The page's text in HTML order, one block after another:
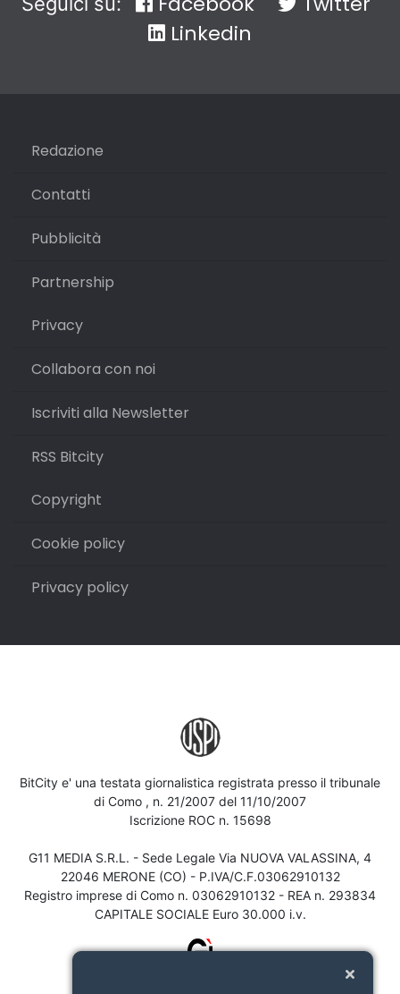
Linkedin
Redazione
Contatti
Pubblicità
Partnership
Privacy
Collabora con noi
Iscriviti alla Newsletter
RSS Bitcity
Copyright
Cookie policy
Privacy policy
BitCity e' una testata giornalistica registrata presso il tribunale
di Como , n. 21/2007 del 11/10/2007
Iscrizione ROC n. 15698
G11 MEDIA S.R.L. - Sede Legale Via NUOVA VALASSINA, 4
22046 MERONE (CO) - P.IVA/C.F.03062910132
Registro imprese di Como n. 03062910132 - REA n. 293834
CAPITALE SOCIALE Euro 30.000 i.v.